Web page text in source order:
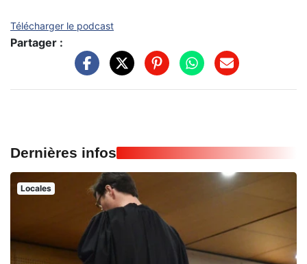
Télécharger le podcast
Partager :
Dernières infos
Locales